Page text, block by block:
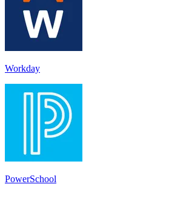
Workday
PowerSchool